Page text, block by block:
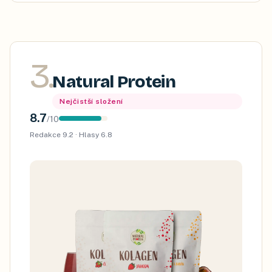
3.Natural Protein
Nejčistší složení
8.7/10
Redakce 9.2 · Hlasy 6.8